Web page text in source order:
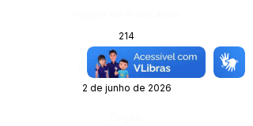
214
Data da Publicação:
2 de junho de 2026